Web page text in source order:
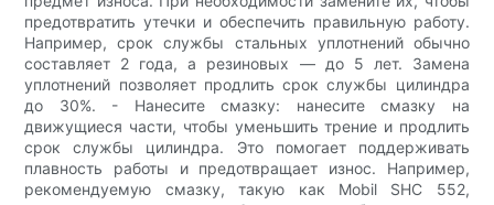
предотвратить утечки и обеспечить правильную работу.
Например, срок службы стальных уплотнений обычно
составляет 2 года, а резиновых — до 5 лет. Замена
уплотнений позволяет продлить срок службы цилиндра
до 30%. - Нанесите смазку: нанесите смазку на
движущиеся части, чтобы уменьшить трение и продлить
срок службы цилиндра. Это помогает поддерживать
плавность работы и предотвращает износ. Например,
рекомендуемую смазку, такую ​​как Mobil SHC 552,